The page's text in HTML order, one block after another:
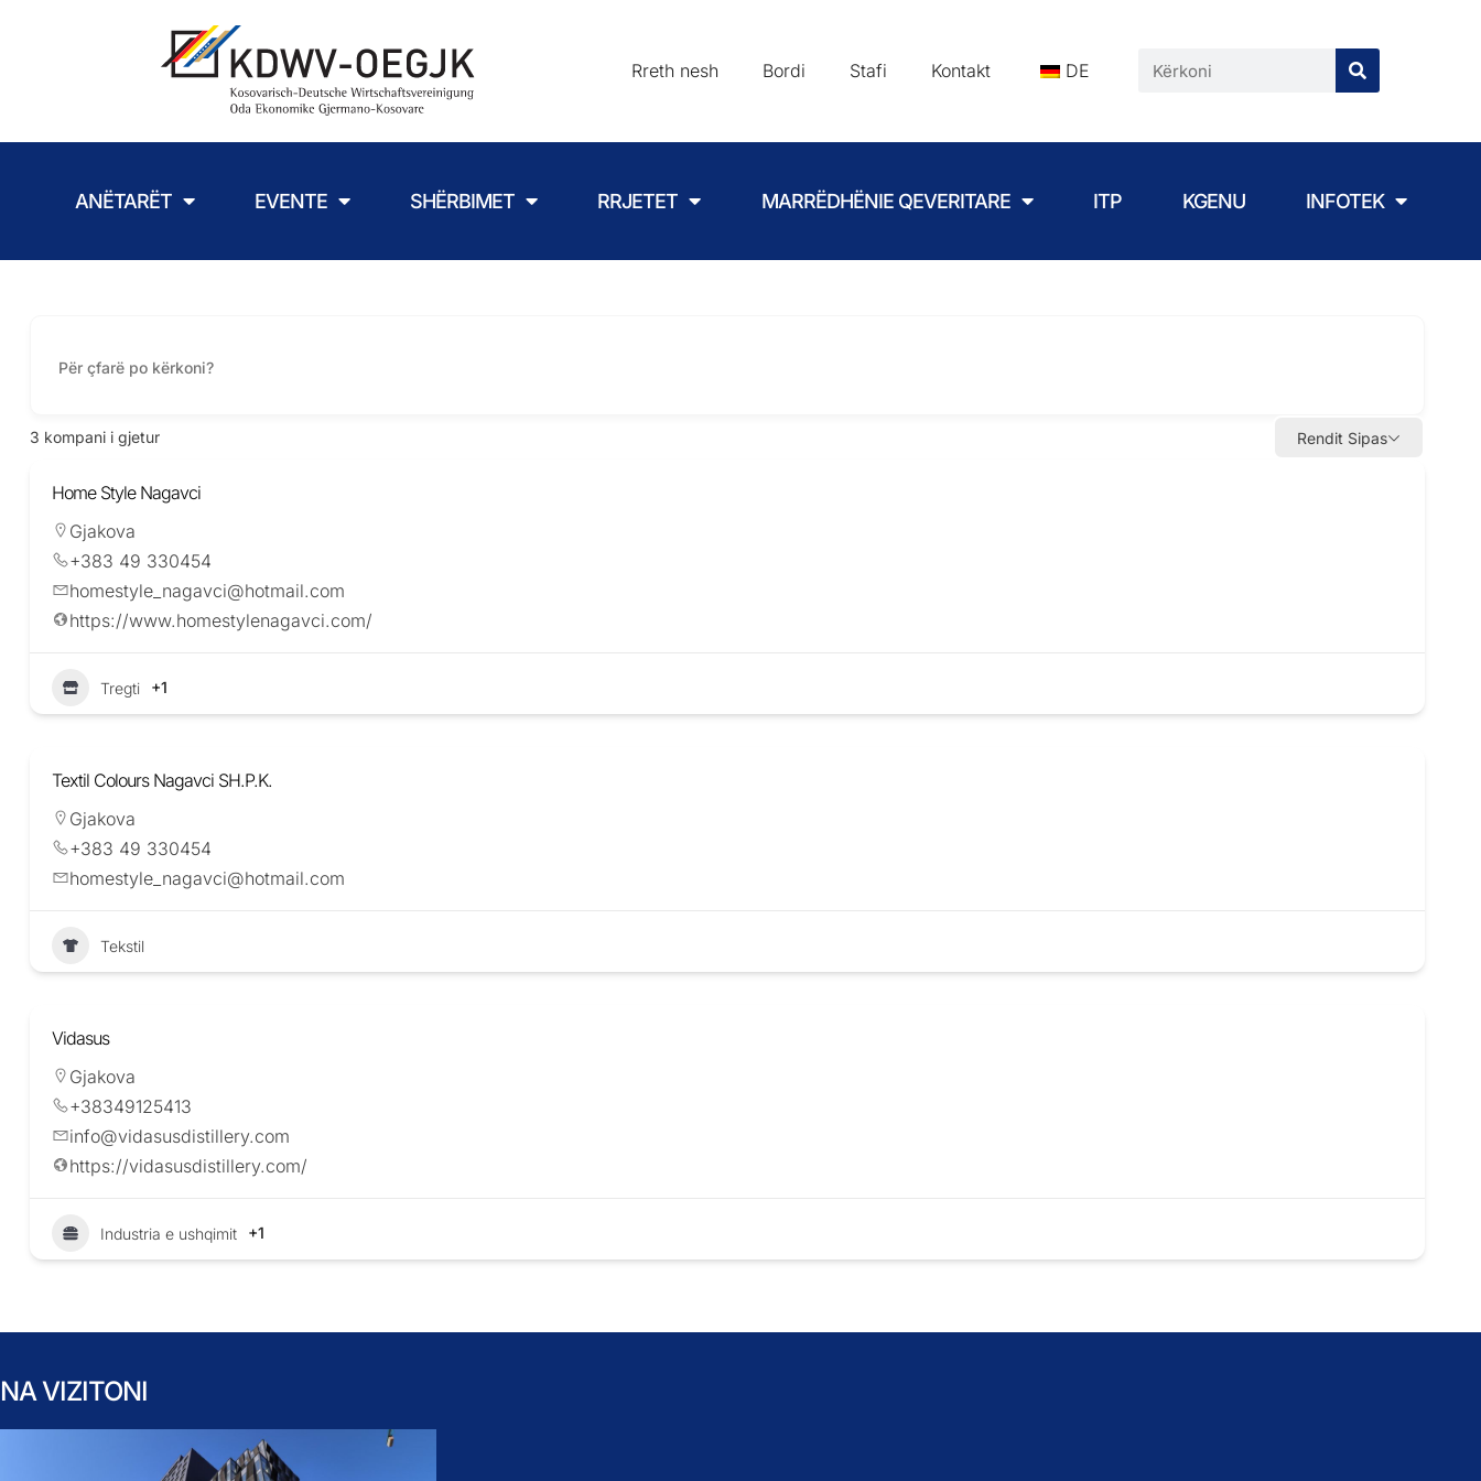
Rreth nesh Bordi Stafi Kontakt DE
ANËTARËT EVENTE SHËRBIMET RRJETET MARRËDHËNIE QEVERITARE ITP KGENU INFOTEK
3 kompani i gjetur Rendit Sipas
Home Style Nagavci
Gjakova
+383 49 330454
homestyle_nagavci@hotmail.com
https://www.homestylenagavci.com/
Tregti +1
Textil Colours Nagavci SH.P.K.
Gjakova
+383 49 330454
homestyle_nagavci@hotmail.com
Tekstil
Vidasus
Gjakova
+38349125413
info@vidasusdistillery.com
https://vidasusdistillery.com/
Industria e ushqimit +1
NA VIZITONI